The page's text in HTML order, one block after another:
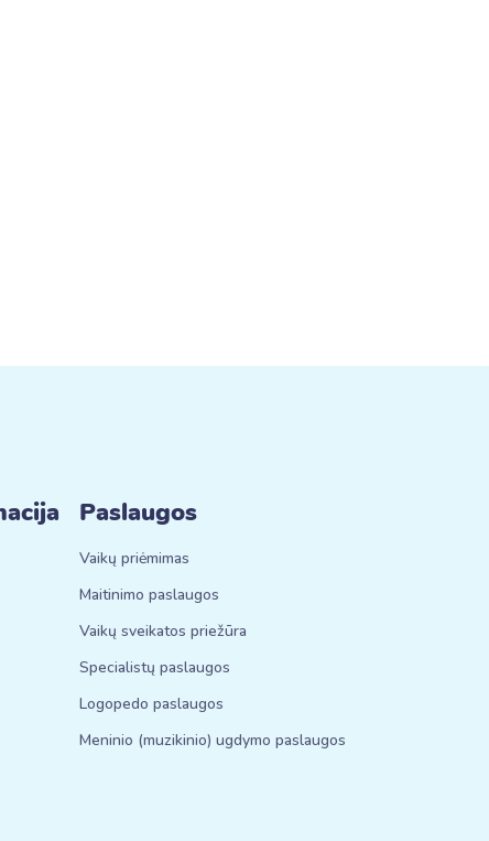
Paslaugos
Vaikų priėmimas
Maitinimo paslaugos
Vaikų sveikatos priežūra
Specialistų paslaugos
Logopedo paslaugos
Meninio (muzikinio) ugdymo paslaugos